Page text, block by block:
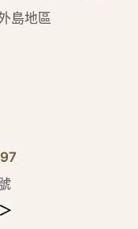
島地區